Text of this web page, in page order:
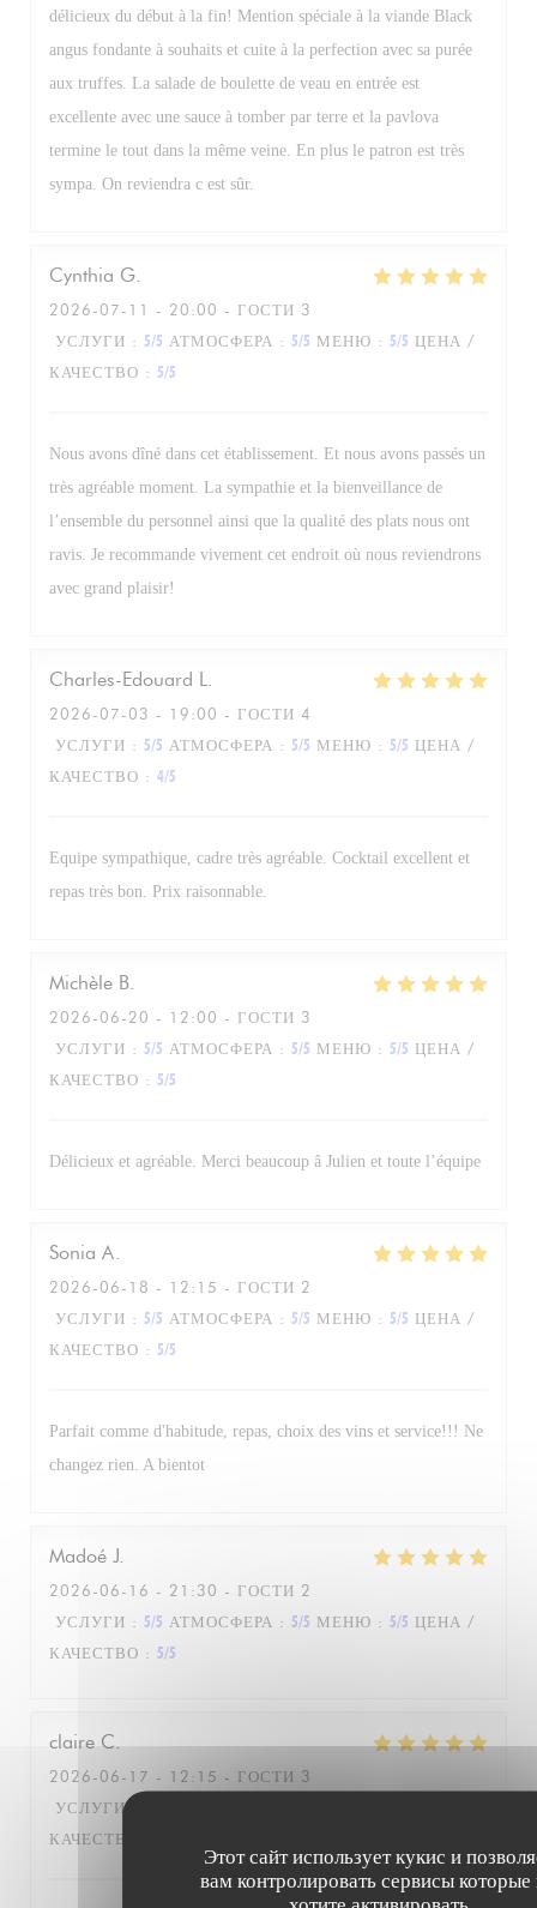
Этот сайт использует кукис и
вам контролировать сервисы которые
délicieux du début à la fin! Mention spéciale à la viande Black
angus fondante à souhaits et cuite à la perfection avec sa purée
aux truffes. La salade de boulette de veau en entrée est
excellente avec une sauce à tomber par terre et la pavlova
termine le tout dans la même veine. En plus le patron est très
sympa. On reviendra c est sûr.
Cynthia G
2026-07-11
- 20:00 - ГОСТИ 3
УСЛУГИ : 5/5 АТМОСФЕРА : 5/5 МЕНЮ : 5/5 ЦЕНА /
КАЧЕСТВО : 5/5
Nous avons dîné dans cet établissement. Et nous avons passés un
très agréable moment. La sympathie et la bienveillance de
l’ensemble du personnel ainsi que la qualité des plats nous ont
ravis. Je recommande vivement cet endroit où nous reviendrons
avec grand plaisir!
Charles-Edouard L
2026-07-03 - 19:00 - ГОСТИ 4
УСЛУГИ : 5/5 АТМОСФЕРА : 5/5 МЕНЮ : 5/5 ЦЕНА /
КАЧЕСТВО : 4/5
Equipe sympathique, cadre très agréable. Cocktail excellent et
repas très bon. Prix raisonnable.
Michèle B
2026-06-20 - 12:00 - ГОСТИ 3
УСЛУГИ : 5/5 АТМОСФЕРА : 5/5 МЕНЮ : 5/5 ЦЕНА /
КАЧЕСТВО : 5/5
Délicieux et agréable. Merci beaucoup â Julien et toute l’équipe
Sonia A
2026-06-18 - 12:15 - ГОСТИ 2
УСЛУГИ : 5/5 АТМОСФЕРА : 5/5 МЕНЮ : 5/5 ЦЕНА /
КАЧЕСТВО : 5/5
Parfait comme d'habitude, repas, choix des vins et service!!! Ne
changez rien. A bientot
Madoé J
2026-06-16 - 21:30 - ГОСТИ 2
УСЛУГИ : 5/5 АТМОСФЕРА : 5/5 МЕНЮ : 5/5 ЦЕНА /
КАЧЕСТВО : 5/5
claire C
2026-06-17 - 12:15 - ГОСТИ 3
УСЛУГИ:
КАЧЕСТВО